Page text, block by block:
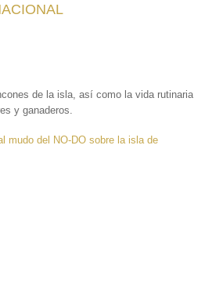
de la isla, así como la vida rutinaria
y ganaderos.
mudo del NO-DO sobre la isla de